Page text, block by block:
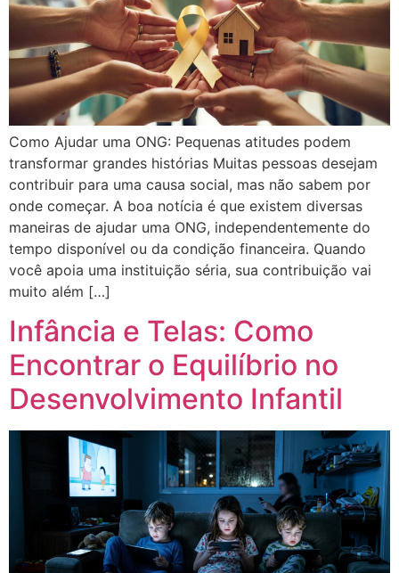
Como Ajudar uma ONG: Pequenas atitudes podem
transformar grandes histórias Muitas pessoas desejam
contribuir para uma causa social, mas não sabem por
onde começar. A boa notícia é que existem diversas
maneiras de ajudar uma ONG, independentemente do
tempo disponível ou da condição financeira. Quando
você apoia uma instituição séria, sua contribuição vai
muito além […]
Infância e Telas: Como
Encontrar o Equilíbrio no
Desenvolvimento Infantil